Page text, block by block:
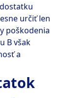
určiť len
poškodenia
B však
a